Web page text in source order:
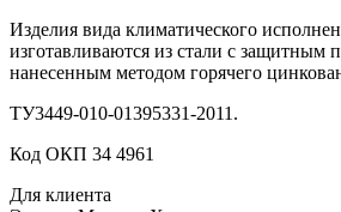
Изделия вида климатического
изготавливаются из стали с защитным
нанесенным методом горячего
ТУ3449-010-01395331-2011.
Код ОКП 34 4961
Для клиента